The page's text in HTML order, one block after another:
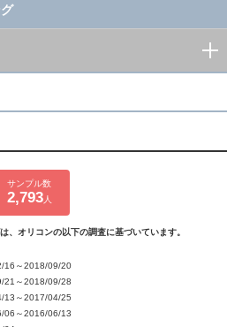
サンプル数
2,793人
、オリコンの以下の調査に基づいています。
16～2018/09/20
21～2018/09/28
13～2017/04/25
06～2016/06/13